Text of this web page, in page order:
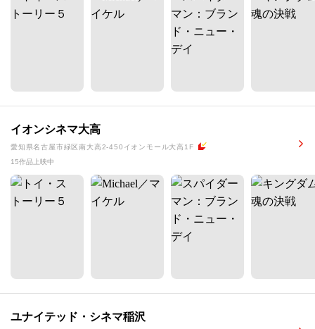
イオンシネマ大高
愛知県名古屋市緑区南大高2-450イオンモール大高1F
15作品上映中
ユナイテッド・シネマ稲沢